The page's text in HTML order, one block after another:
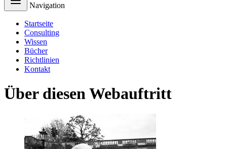
Navigation
Startseite
Consulting
Wissen
Bücher
Richtlinien
Kontakt
Über diesen Webauftritt